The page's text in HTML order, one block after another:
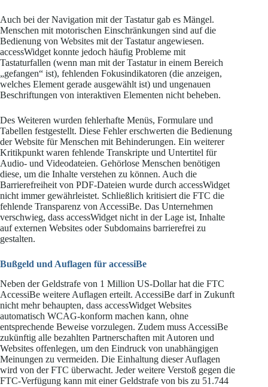
Auch bei der Navigation mit der Tastatur gab es Mängel.
Menschen mit motorischen Einschränkungen sind auf die
Bedienung von Websites mit der Tastatur angewiesen.
accessWidget konnte jedoch häufig Probleme mit
Tastaturfallen (wenn man mit der Tastatur in einem Bereich
„gefangen“ ist), fehlenden Fokusindikatoren (die anzeigen,
welches Element gerade ausgewählt ist) und ungenauen
Beschriftungen von interaktiven Elementen nicht beheben.
Des Weiteren wurden fehlerhafte Menüs, Formulare und
Tabellen festgestellt. Diese Fehler erschwerten die Bedienung
der Website für Menschen mit Behinderungen. Ein weiterer
Kritikpunkt waren fehlende Transkripte und Untertitel für
Audio- und Videodateien. Gehörlose Menschen benötigen
diese, um die Inhalte verstehen zu können. Auch die
Barrierefreiheit von PDF-Dateien wurde durch accessWidget
nicht immer gewährleistet. Schließlich kritisiert die FTC die
fehlende Transparenz von AccessiBe. Das Unternehmen
verschwieg, dass accessWidget nicht in der Lage ist, Inhalte
auf externen Websites oder Subdomains barrierefrei zu
gestalten.
Bußgeld und Auflagen für accessiBe
Neben der Geldstrafe von 1 Million US-Dollar hat die FTC
AccessiBe weitere Auflagen erteilt. AccessiBe darf in Zukunft
nicht mehr behaupten, dass accessWidget Websites
automatisch WCAG-konform machen kann, ohne
entsprechende Beweise vorzulegen. Zudem muss AccessiBe
zukünftig alle bezahlten Partnerschaften mit Autoren und
Websites offenlegen, um den Eindruck von unabhängigen
Meinungen zu vermeiden. Die Einhaltung dieser Auflagen
wird von der FTC überwacht. Jeder weitere Verstoß gegen die
FTC-Verfügung kann mit einer Geldstrafe von bis zu 51.744